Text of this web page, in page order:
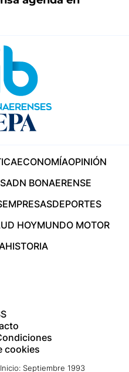
ECONOMÍAOPINIÓN
ADN BONAERENSE
EMPRESASDEPORTES
HOYMUNDO MOTOR
HISTORIA
cookies
Septiembre 1993